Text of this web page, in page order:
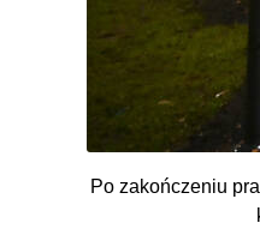
Po zakończeniu